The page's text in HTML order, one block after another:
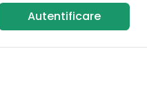
Autentificare